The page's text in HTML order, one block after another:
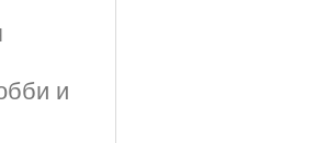
и